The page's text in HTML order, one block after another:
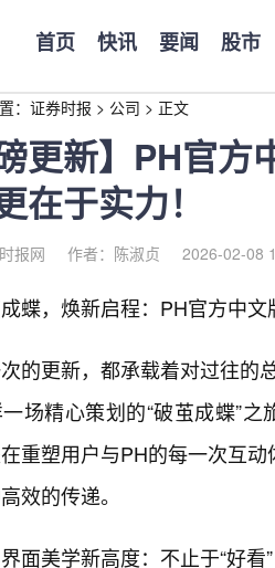
首页 快讯 要闻 股市
： 证券时报 > 公司 > 正文
磅更新】PH官
在于实力！
报网 作者：陈淑贞 2026-02-08
蝶，焕新启程：PH官方中
的更新，都承载着对过往的
场精心策划的“破茧成蝶”
重塑用户与PH的每一次互
效的传递。
面美学新高度：不止于“好看